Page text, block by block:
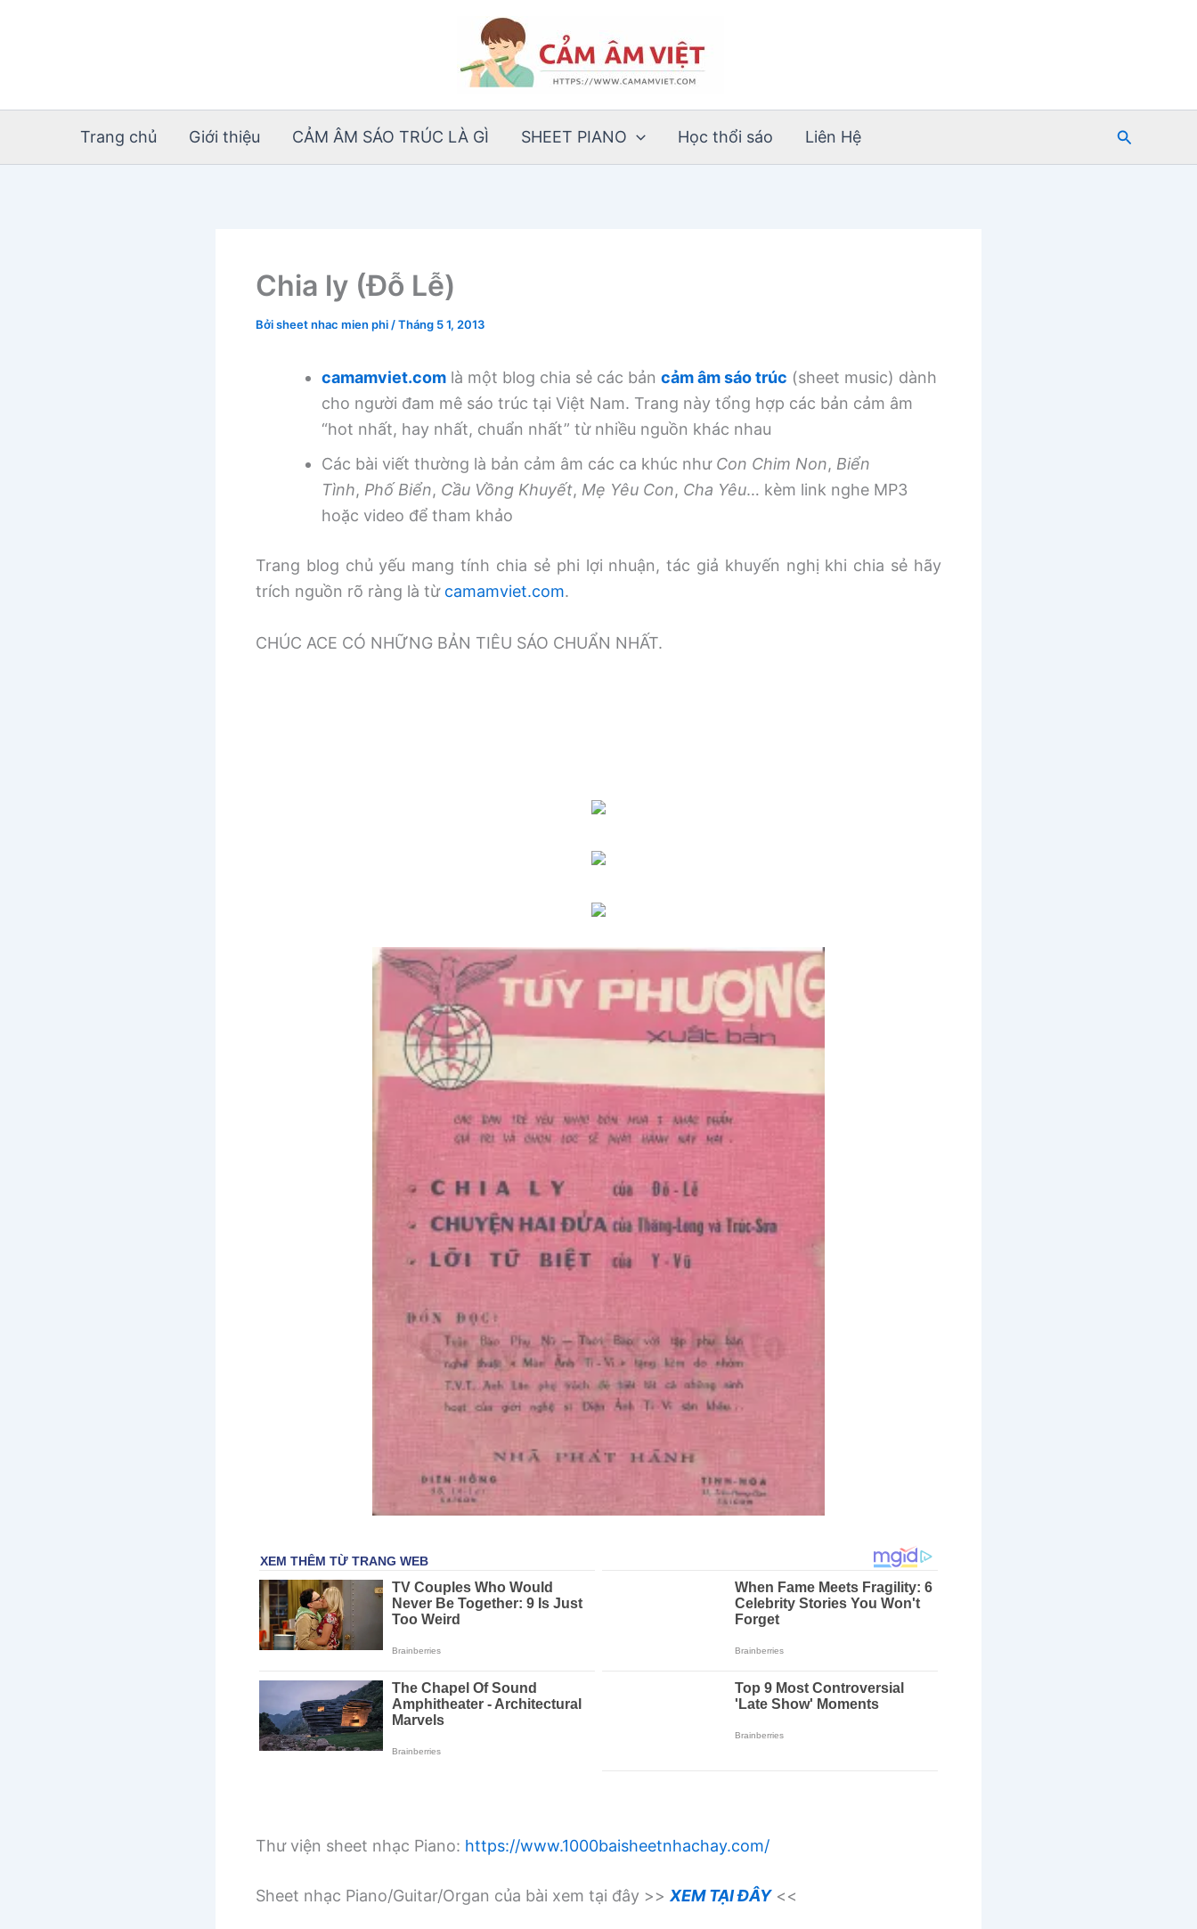
Trang chủ Giới thiệu CẢM ÂM SÁO TRÚC LÀ GÌ SHEET PIANO Học thổi sáo Liên Hệ
Tìm
Chia ly (Đỗ Lễ)
Bởisheet nhac mien phi /Tháng 5 1, 2013
camamviet.com là một blog chia sẻ các bản cảm âm sáo trúc (sheet music) dành
cho người đam mê sáo trúc tại Việt Nam. Trang này tổng hợp các bản cảm âm
“hot nhất, hay nhất, chuẩn nhất” từ nhiều nguồn khác nhau
Các bài viết thường là bản cảm âm các ca khúc như Con Chim Non, Biển
Tình, Phố Biển, Cầu Vồng Khuyết, Mẹ Yêu Con, Cha Yêu… kèm link nghe MP3
hoặc video để tham khảo
Trang blog chủ yếu mang tính chia sẻ phi lợi nhuận, tác giả khuyến nghị khi chia sẻ hãy
trích nguồn rõ ràng là từ camamviet.com.
CHÚC ACE CÓ NHỮNG BẢN TIÊU SÁO CHUẨN NHẤT.
Thư viện sheet nhạc Piano: https://www.1000baisheetnhachay.com/
Sheet nhạc Piano/Guitar/Organ của bài xem tại đây >> XEM TẠI ĐÂY<<